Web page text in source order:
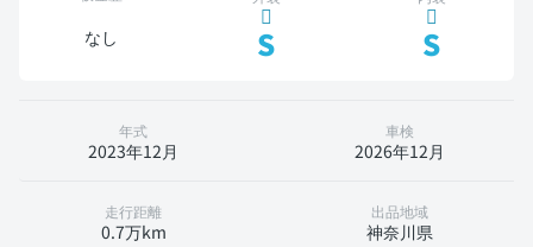
なし S S
年式
2023年12月
車検
2026年12月
走行距離
0.7万km
出品地域
神奈川県